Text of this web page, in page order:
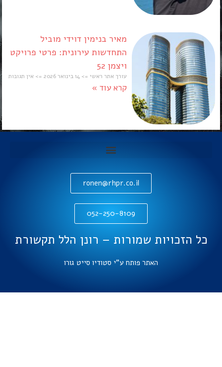
מאיר בנימין דוידי מוביל
התחדשות עירונית: פרטי פרויקט
ויצמן 52
עורך אתר ראשי אין תגובות
קרא עוד »
ronen@rhpr.co.il
052-250-8109
כל הזכויות שמורות – רונן הלל תקשורת
האתר פותח ע"י סטודיו סייט גורו